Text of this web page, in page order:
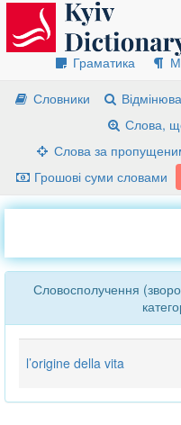
Граматика
Словники
Слова,
Слова за
Грошові суми словами
Словосполучення
l’origine della vita